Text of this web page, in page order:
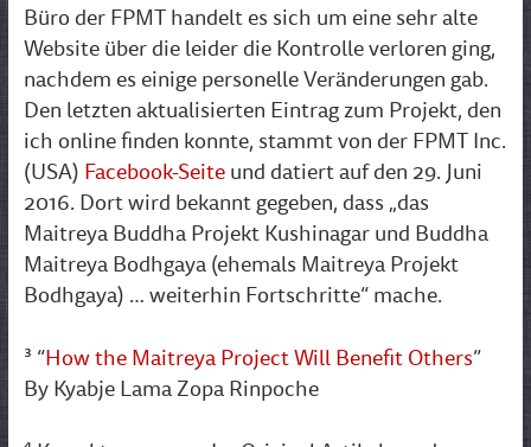
Büro der FPMT handelt es sich um eine sehr alte
Website über die leider die Kontrolle verloren ging,
nachdem es einige personelle Veränderungen gab.
Den letzten aktualisierten Eintrag zum Projekt, den
ich online finden konnte, stammt von der FPMT Inc.
(USA) Facebook-Seiteund datiert auf den 29. Juni
2016. Dort wird bekannt gegeben, dass „das
Maitreya Buddha Projekt Kushinagar und Buddha
Maitreya Bodhgaya (ehemals Maitreya Projekt
Bodhgaya) … weiterhin Fortschritte“ mache.
³ “How the Maitreya Project Will Benefit Others”
By Kyabje Lama Zopa Rinpoche